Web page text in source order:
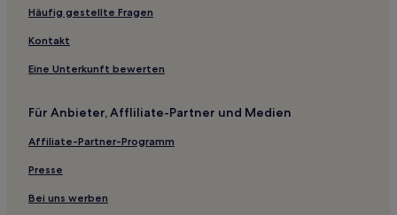
Oban Hotels
Bassendean Hotels
Black Mountain Hotels
Hotels nahe Tamara Private Hospital
Tingha Hotels
Gilgai Hotels
Wimborne Hotels
Häufig gestellte Fragen
Kontakt
Eine Unterkunft bewerten
Für Anbieter, Affliliate-Partner und Medien
Affiliate-Partner-Programm
Presse
Bei uns werben